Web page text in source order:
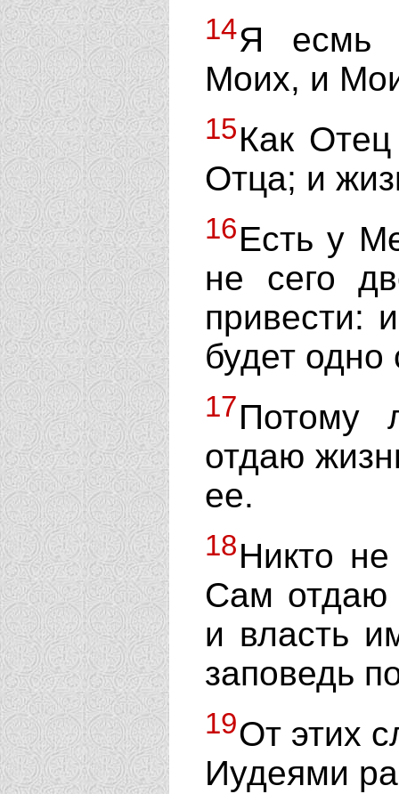
14Я есмь
Моих, и
15Как
Отца; и
16Есть у
не сего
привести:
будет
17Потому
отдаю
ее.
18Никто
Сам отдаю
и власть
заповедь
19От этих
Иудеями